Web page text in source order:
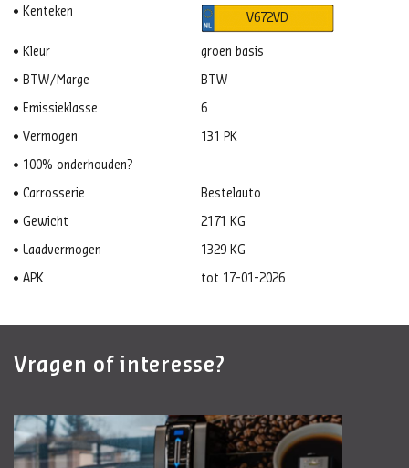
Kenteken V672VD
Kleur groen basis
BTW/Marge BTW
Emissieklasse 6
Vermogen 131 PK
100% onderhouden?
Carrosserie Bestelauto
Gewicht 2171 KG
Laadvermogen 1329 KG
APK tot 17-01-2026
Vragen of interesse?